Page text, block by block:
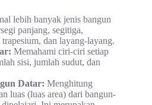
lebih banyak jenis bangun
panjang, segitiga,
dan layang-layang.
Memahami ciri-ciri setiap
sisi, jumlah sudut, dan
Datar: Menghitung
luas (luas area) dari bangun-